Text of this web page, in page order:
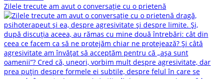
Zilele trecute am avut o conversație cu o prietenă